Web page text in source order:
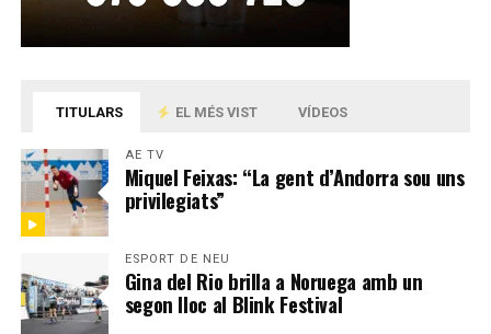
TITULARS EL MÉS VIST VÍDEOS
AE TV
Miquel Feixas: “La gent d’Andorra sou uns
privilegiats”
ESPORT DE NEU
Gina del Rio brilla a Noruega amb un
segon lloc al Blink Festival